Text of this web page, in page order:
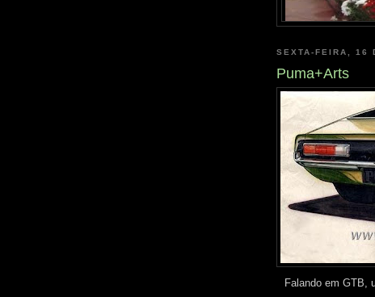
SEXTA-FEIRA, 16
Puma+Arts
Falando em GTB,